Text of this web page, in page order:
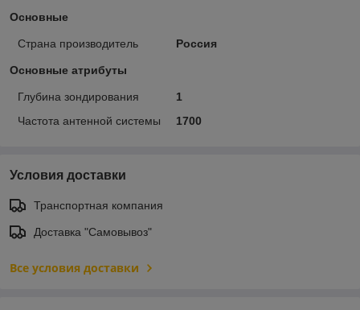
Основные
Страна производитель Россия
Основные атрибуты
Глубина зондирования
1
Частота антенной системы
1700
Условия доставки
Транспортная компания
Доставка "Самовывоз"
Все условия доставки